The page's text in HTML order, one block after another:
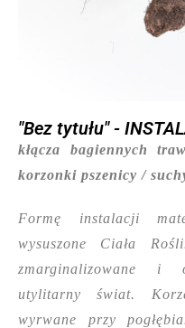
"Bez tytułu" -
kłącza bagiennych
korzonki pszenicy /
Formę instalacji
wysuszone Ciała
zmarginalizowane i
utylitarny świat.
wyrwane przy